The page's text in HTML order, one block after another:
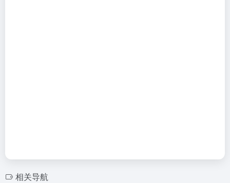
相关导航